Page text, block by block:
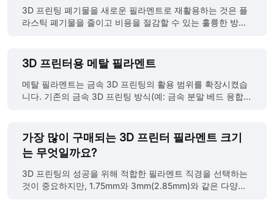
......
되고 있으며, 제조 현장에서도 실용적으로 활용되고 있습니
다. 이번 글에서는 가정용 3D 프린터로 사용할 수 있는 고강
계적 강도를 자랑하는 소재입니다. ● 특징:110°C 이상의 고
온에서도 견딜 수 있는 높은 내열성, 뛰어난 인성과 유연성을
갖추고 있습니다. ● 적합한 용도: 기능성 부품, 자동차 부품,
보호 장......
3D 프린팅 폐기물을 새로운 필라멘트로 재활용하는 것은 플
라스틱 폐기물을 줄이고 비용을 절감할 수 있는 훌륭한 방법
할 수 있는 필라멘트로 만드는 일련의 절차를 포함합니다. 다
음은 재활용 필라멘트를 직접 만들어보고 싶은 분들을 위한
단계별 가이드입니다: Step 1: 폐기물 수집 및 분류 폐기물 유
형: 실패한 출력물, 지지 구조물, 자투리 등을 수집합니다. 이
PETG 등). 서로 다른 재료가 섞이면 필라멘트 품질이 저하될
수 있습니다. 오염물 제거: 폐기물에 붙어 있는 접착제, 페인
트, 먼지 등을 깨끗이 제거해야합니다. Step 2: 폐기물을 작
은 조각으로 분쇄 분쇄기 사용: 플라스틱 분쇄기나 그레뉼레
이터(granulator)를 사용해 폐기물......
3D 프린터용 메탈 필라멘트
메탈 필라멘트는 금속 3D 프린팅의 활용 범위를 확장시켰습
니다. 기존의 금속 3D 프린팅 방식(예: 금속 분말 베드 융합이
관련된 안전 위험을 피하면서도 유사한 설계 자유도와 부품
품질을 제공합니다. 이 글에서는 메탈 필라멘트의 특성과 기
능, 그리고 프린팅 과정에서의 주의사항에 대해 소개하겠습
니다. 출처: https://www.raise3d.com/news/raise3d-
launches-metalfuse-a-3d-printing-full-in-house-solution-
using-ultrafuse-metal-filaments-from-basf-forward-am-
가장 많이 구매되는 3D 프린터 필라멘트 크기
는 무엇일까요?
3D 프린팅의 성공을 위해 적합한 필라멘트 직경을 선택하는
것이 중요하지만, 1.75mm와 3mm(2.85mm)와 같은 다양한